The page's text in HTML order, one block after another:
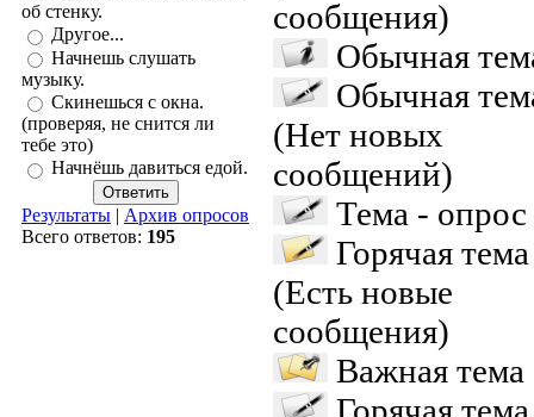
об стенку.
Другое...
Начнешь слушать
музыку.
Скинешься с окна.
(проверяя, не снится ли
тебе это)
Начнёшь давиться едой.
Результаты | Архив опросов
Всего ответов: 195
сообщения)
Обычная
Обычная
(Нет новых
сообщений)
Тема - опрос
Горячая тема
(Есть новые
сообщения)
Важная тема